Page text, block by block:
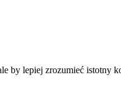
by lepiej zrozumieć istotny